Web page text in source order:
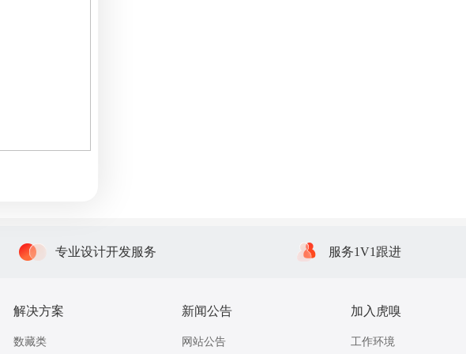
专业设计开发服务 服务1V1跟进
解决方案
数藏类
新闻公告
网站公告
加入虎嗅
工作环境